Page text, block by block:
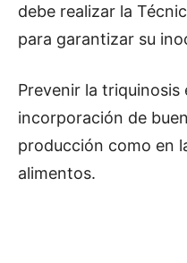
debe realizar la
para garantizar su
Prevenir la triquinosis
incorporación de
producción como en
alimentos.